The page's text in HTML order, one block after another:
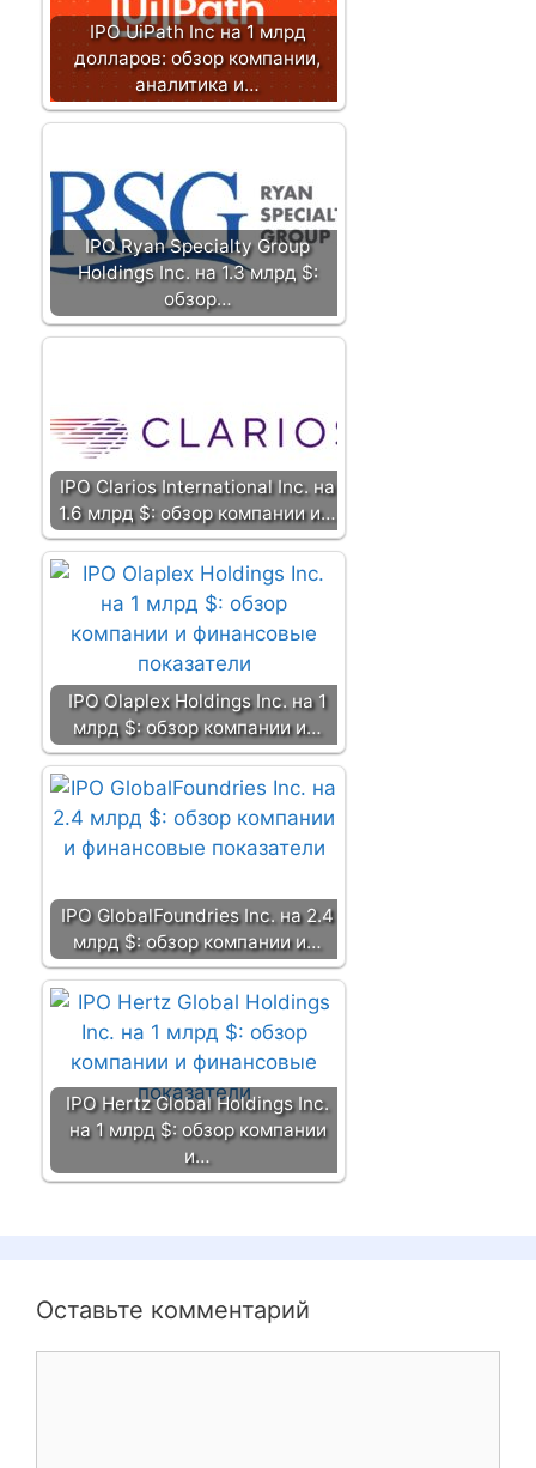
IPO UiPath Inc на 1 млрд
долларов: обзор компании,
аналитика и…
IPO Ryan Specialty Group
Holdings Inc. на 1.3 млрд $:
обзор…
IPO Clarios International Inc. на
1.6 млрд $: обзор компании и…
IPO Olaplex Holdings Inc. на 1
млрд $: обзор компании и…
IPO GlobalFoundries Inc. на 2.4
млрд $: обзор компании и…
IPO Hertz Global Holdings Inc.
на 1 млрд $: обзор компании
и…
Оставьте комментарий